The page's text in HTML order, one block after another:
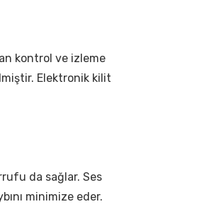
kontrol ve izleme
Elektronik kilit
da sağlar. Ses
minimize eder.